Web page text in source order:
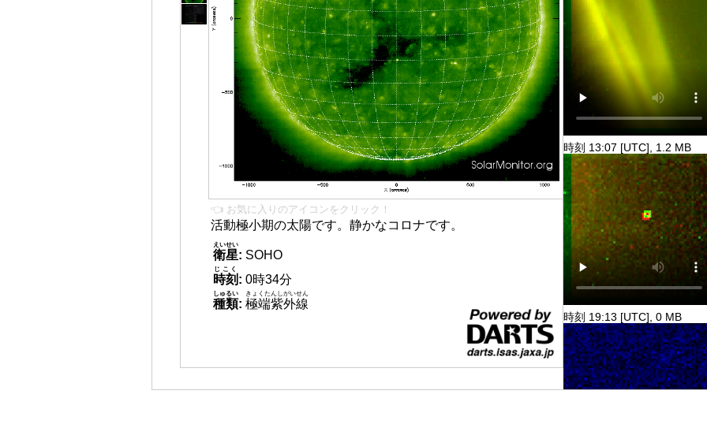
👈 お気に入りのアイコンをクリック！
活動極小期の太陽です。静かなコロナです。
衛星
えいせい
: SOHO
時刻
じこく
: 0時34分
種類
しゅるい
: 極端紫外線
きょくたんしがいせん
時刻 13:07 [UTC], 1.2 MB
時刻 19:13 [UTC], 0 MB